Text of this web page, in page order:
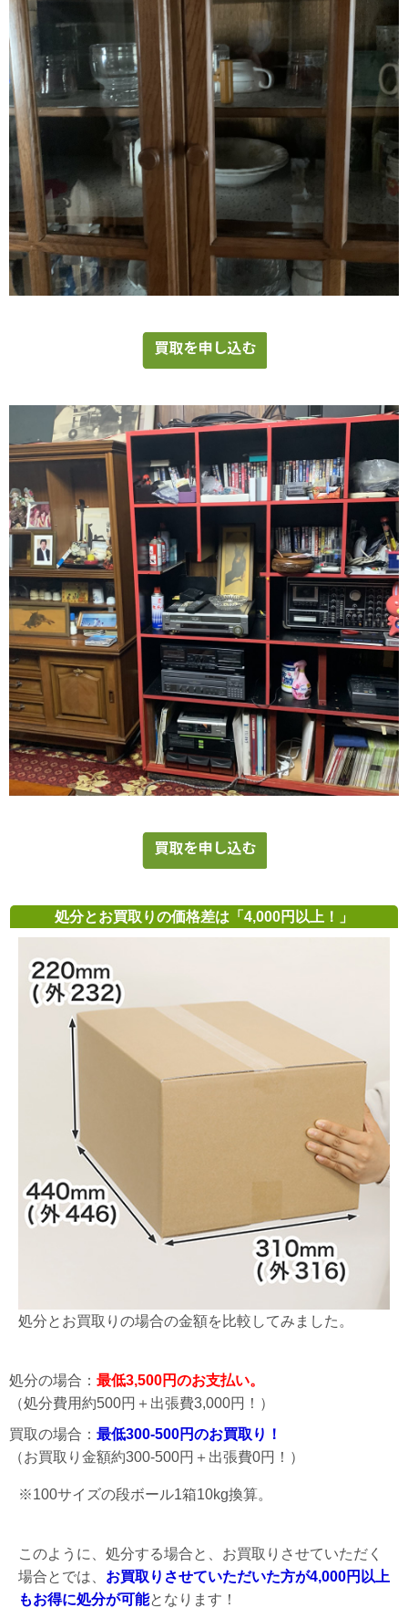
処分とお買取りの価格差は「4,000円以上！」
処分とお買取りの場合の金額を比較してみました。
処分の場合： 最低3,500円のお支払い。
（処分費用約500円＋出張費3,000円！）
買取の場合： 最低300-500円のお買取り！
（お買取り金額約300-500円＋出張費0円！）
※100サイズの段ボール1箱10kg換算。
このように、処分する場合と、お買取りさせていただく
場合とでは、 お買取りさせていただいた方が4,000円以上
もお得に処分が可能となります！